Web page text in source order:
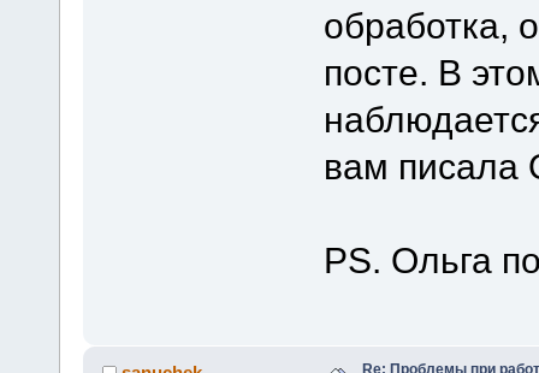
обработка,
посте. В
вам писала
PS. Ольга
Re: Проблемы при